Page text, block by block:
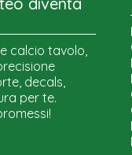
calcio tavolo,
decals,
per te.